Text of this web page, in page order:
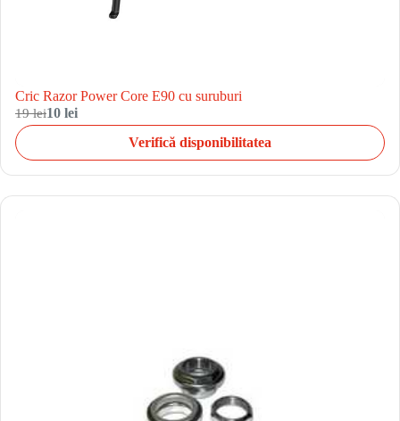
Cric Razor Power Core E90 cu suruburi
19 lei10 lei
Verifică disponibilitatea